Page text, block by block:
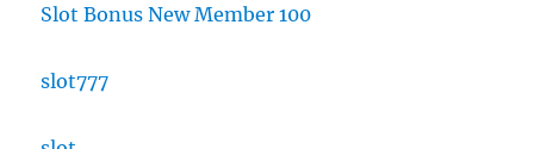
Slot Bonus New Member 100
slot777